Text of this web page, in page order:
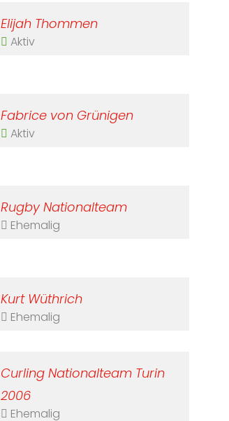
Elijah Thommen
Aktiv
Fabrice von Grünigen
Aktiv
Rugby Nationalteam
Ehemalig
Kurt Wüthrich
Ehemalig
Curling Nationalteam Turin
2006
Ehemalig